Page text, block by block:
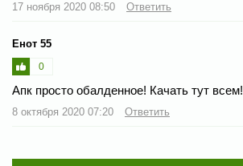
17 ноября 2020 08:50 Ответить
Енот 55
0
Апк просто обалденное! Качать тут всем!
8 октября 2020 07:20 Ответить